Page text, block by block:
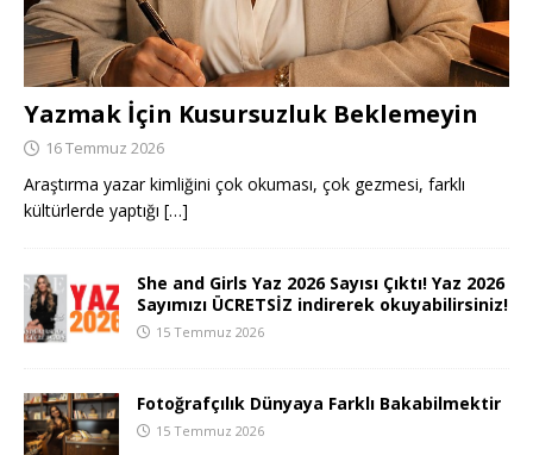
Yazmak İçin Kusursuzluk Beklemeyin
16 Temmuz 2026
Araştırma yazar kimliğini çok okuması, çok gezmesi, farklı
kültürlerde yaptığı […]
She and Girls Yaz 2026 Sayısı Çıktı! Yaz 2026
Sayımızı ÜCRETSİZ indirerek okuyabilirsiniz!
15 Temmuz 2026
Fotoğrafçılık Dünyaya Farklı Bakabilmektir
15 Temmuz 2026